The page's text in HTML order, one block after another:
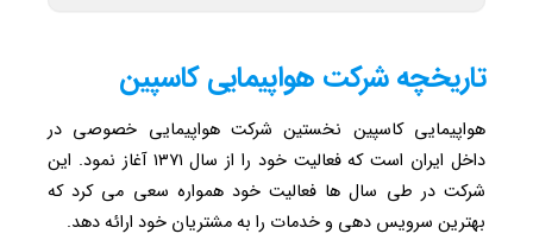
تاریخچه شرکت هواپیمایی کاسپین
هواپیمایی کاسپین نخستین شرکت هواپیمایی خصوصی در
داخل ایران است که فعالیت خود را از سال ۱۳۷۱ آغاز نمود. این
شرکت در طی سال ها فعالیت خود همواره سعی می کرد که
بهترین سرویس دهی و خدمات را به مشتریان خود ارائه دهد.